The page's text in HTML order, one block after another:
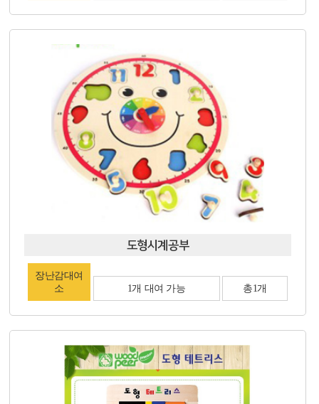
도형시계공부
장난감대여
소
1개 대여 가능 총1개